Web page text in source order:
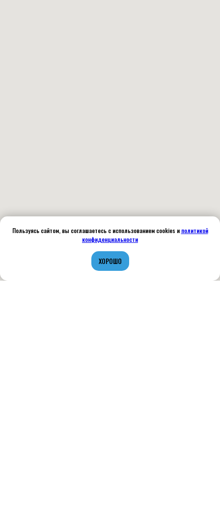
Пользуясь сайтом, вы соглашаетесь с использованием cookies и политикой
конфиденциальности
ХОРОШО